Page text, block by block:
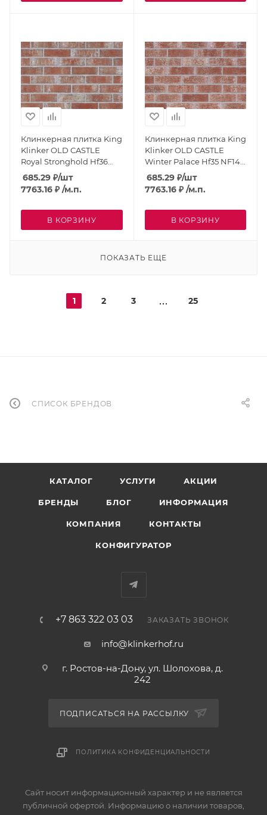
Клинкерная плитка King
Klinker OLD CASTLE
Royal Stronghold Hf36
NF14 угловая
685.29 ₽/шт
7763.16 ₽ /м.п.
В КОРЗИНУ
Клинкерная плитка King
Klinker OLD CASTLE
Winter Palace Hf35 NF14
угловая
685.29₽/шт
7763.16 ₽ /м.п.
В КОРЗИНУ
ПОКАЗАТЬ ЕЩЕ
1 2 3 25
СПИСОК БРЕНДОВ
КАТАЛОГ УСЛУГИ АКЦИИ
БРЕНДЫ БЛОГ ИНФОРМАЦИЯ
КОМПАНИЯ КОНТАКТЫ
КОНФИГУРАТОР
+7 863 322 03 03 ЗАКАЗАТЬ ЗВОНОК
info@klinkerhof.ru
г. Ростов-на-Дону, ул. Шолохова, д.
242
ПОДПИСАТЬСЯ НА РАССЫЛКУ
ПОЛИТИКА КОНФИДЕНЦИАЛЬНОСТИ
Сайт носит информационный характер и не является
публичной офертой. Информацию о наличии товаров,